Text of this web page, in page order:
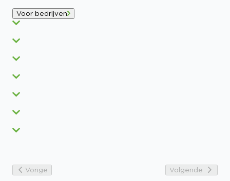
Voor bedrijven
Vorige Volgende